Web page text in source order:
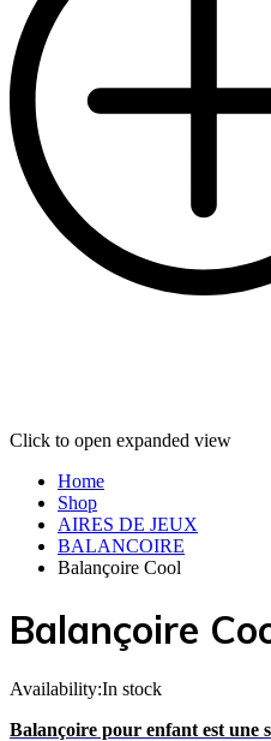
Click to open expanded view
Home
Shop
AIRES DE JEUX
BALANCOIRE
Balançoire Cool
Balançoire
Availability:In stock
Balançoire pour enfant est une